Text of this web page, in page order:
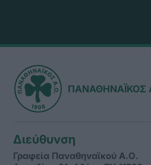
ΠΑΝΑΘΗΝΑΪΚΟΣ
Διεύθυνση
Γραφεία Παναθηναϊκού Α.Ο.